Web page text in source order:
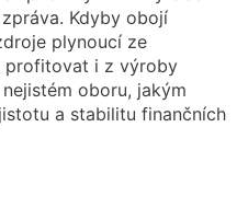
Kdyby obojí
plynoucí ze
profitovat i z výroby
oboru, jakým
a stabilitu finančních